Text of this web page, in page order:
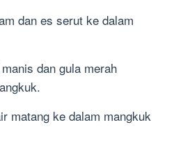
dan es serut ke dalam
dan gula merah
matang ke dalam mangkuk